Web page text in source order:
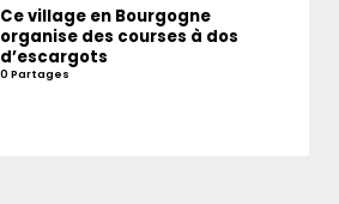
Ce village en Bourgogne
organise des courses à dos
d’escargots
0 Partages